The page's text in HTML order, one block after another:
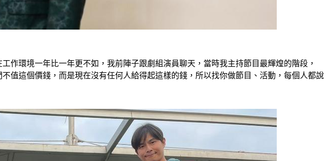
作環境一年比一年更不如，我前陣子跟劇組演員聊天，當時我主持節目最輝煌的階段，
值這個價錢，而是現在沒有任何人給得起這樣的錢，所以找你做節目、活動，每個人都說